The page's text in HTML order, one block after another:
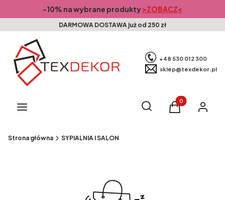
-10% na wybrane produkty>ZOBACZ<
DARMOWA DOSTAWA już od 250 zł
+48 530 012 300
sklep@texdekor.pl
Menu Otwórz wyszukiwarkę
Szukaj Produkty w
Koszyk Zaloguj
Strona główna SYPIALNIA I SALON